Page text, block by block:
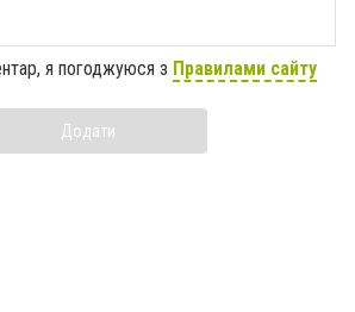
я погоджуюся з Правилами сайту
Додати